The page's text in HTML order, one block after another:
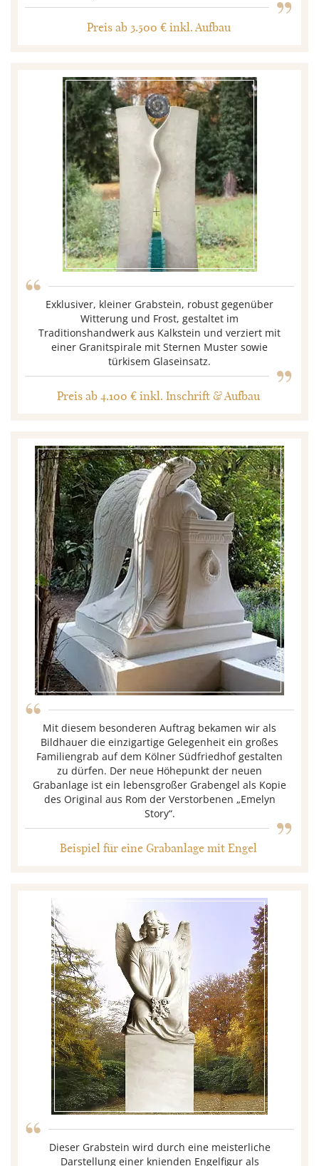
Preis ab 3.500 € inkl. Aufbau
“ Exklusiver, kleiner Grabstein, robust gegenüber
Witterung und Frost, gestaltet im
Traditionshandwerk aus Kalkstein und verziert mit
einer Granitspirale mit Sternen Muster sowie
türkisem Glaseinsatz.
„
Preis ab 4.100 € inkl. Inschrift & Aufbau
“ Mit diesem besonderen Auftrag bekamen wir als
Bildhauer die einzigartige Gelegenheit ein großes
Familiengrab auf dem Kölner Südfriedhof gestalten
zu dürfen. Der neue Höhepunkt der neuen
Grabanlage ist ein lebensgroßer Grabengel als Kopie
des Original aus Rom der Verstorbenen „Emelyn
Story“.
„
Beispiel für eine Grabanlage mit Engel
“
Dieser Grabstein wird durch eine meisterliche
Darstellung einer knienden Engelfigur als